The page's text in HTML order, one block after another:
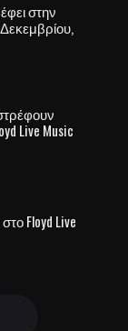
στην
Live Music
Floyd Live